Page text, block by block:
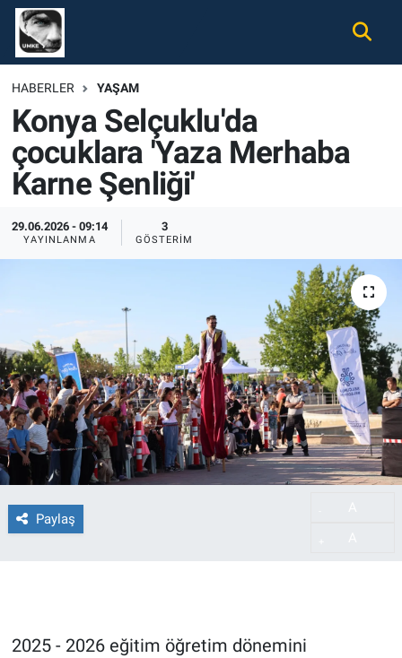
HABERLER YAŞAM
Konya Selçuklu'da
çocuklara 'Yaza Merhaba
Karne Şenliği'
29.06.2026 - 09:14
YAYINLANMA
3
GÖSTERIM
Paylaş
2025 - 2026 eğitim öğretim dönemini
Gündem
Ekonomi
Spor
Magazin
Tüm Haberler
Künye
Nöbetçi Eczaneler
Hava Durumu
Namaz Vakitleri
Trafik Durumu
Süper Lig Puan Durumu ve Fikstür
Son Dakika Haberleri
Haber Arşivi